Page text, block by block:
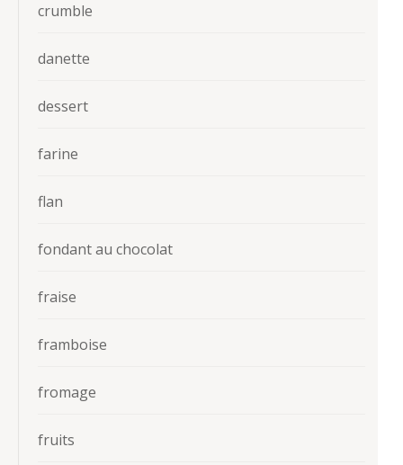
crumble
danette
dessert
farine
flan
fondant au chocolat
fraise
framboise
fromage
fruits